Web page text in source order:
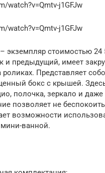
watch?v=Qmtv-j1GFJw
watch?v=Qmtv-j1GFJw
– экземпляр стоимостью 24
и предыдущий, имеет
Представляет
бокс с крышей.
полочка, зеркало и даже
позволяет не
возможности
мини-ванной.